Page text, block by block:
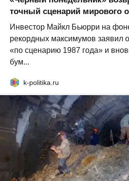
точный сценарий мирового
Инвестор Майкл Бьюрри на
рекордных максимумов заявил
«по сценарию 1987 года» и
бум...
k-politika.ru